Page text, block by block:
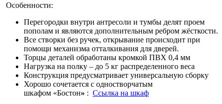
Особенности:
Перегородки внутри антресоли и тумбы делят проем
пополам и являются дополнительным ребром жёсткости.
Все створки без ручек, открывание происходит при
помощи механизма отталкивания для дверей.
Торцы деталей обработаны кромкой ПВХ 0,4 мм
Нагрузка на полку – до 5 кг распределенного веса
Конструкция предусматривает универсальную сборку
Хорошо сочетается с одностворчатым
шкафом «Бостон» : Ссылка на шкаф